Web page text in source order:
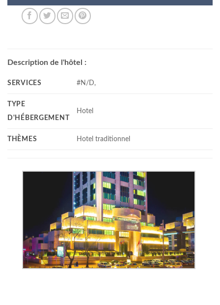
Description de l'hôtel :
SERVICES #N/D,
TYPE
D'HÉBERGEMENT
Hotel
THÈMES Hotel traditionnel